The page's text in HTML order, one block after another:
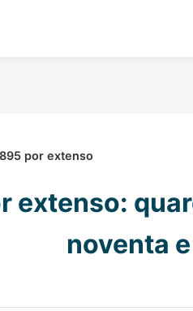
por extenso
extenso:
noventa